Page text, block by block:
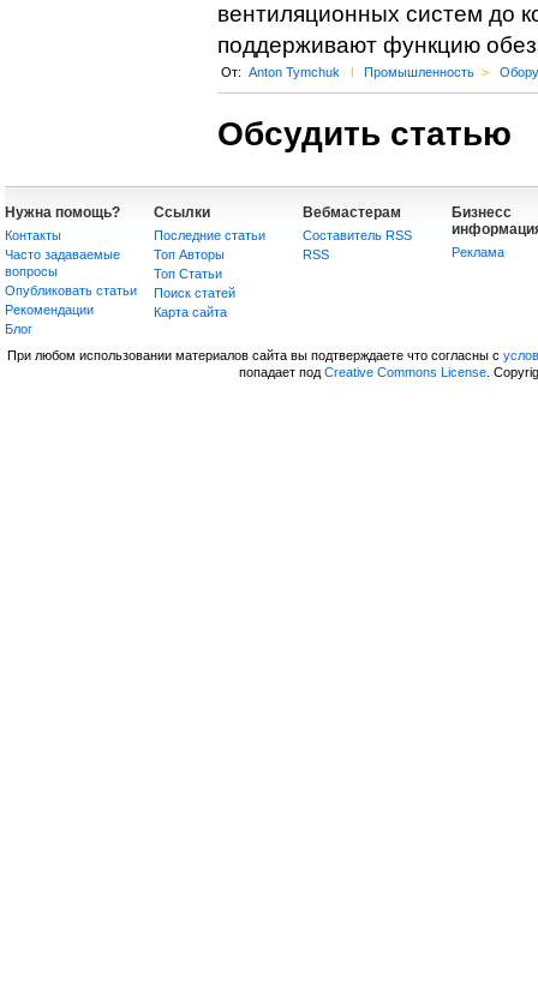
вентиляционных систем до
поддерживают функцию
От: Anton Tymchuk l Промышленность >
Обсудить статью
Нужна помощь?
Контакты
Часто задаваемые
вопросы
Опубликовать статьи
Рекомендации
Блог
Ссылки
Последние статьи
Топ Авторы
Топ Статьи
Поиск статей
Карта сайта
Вебмастерам
Составитель RSS
RSS
Бизнесс
Реклама
При любом использовании материалов сайта вы подтверждаете что согласны с
попадает под Creative Commons License.